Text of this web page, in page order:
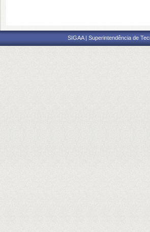
SIGAA | Superintendência de